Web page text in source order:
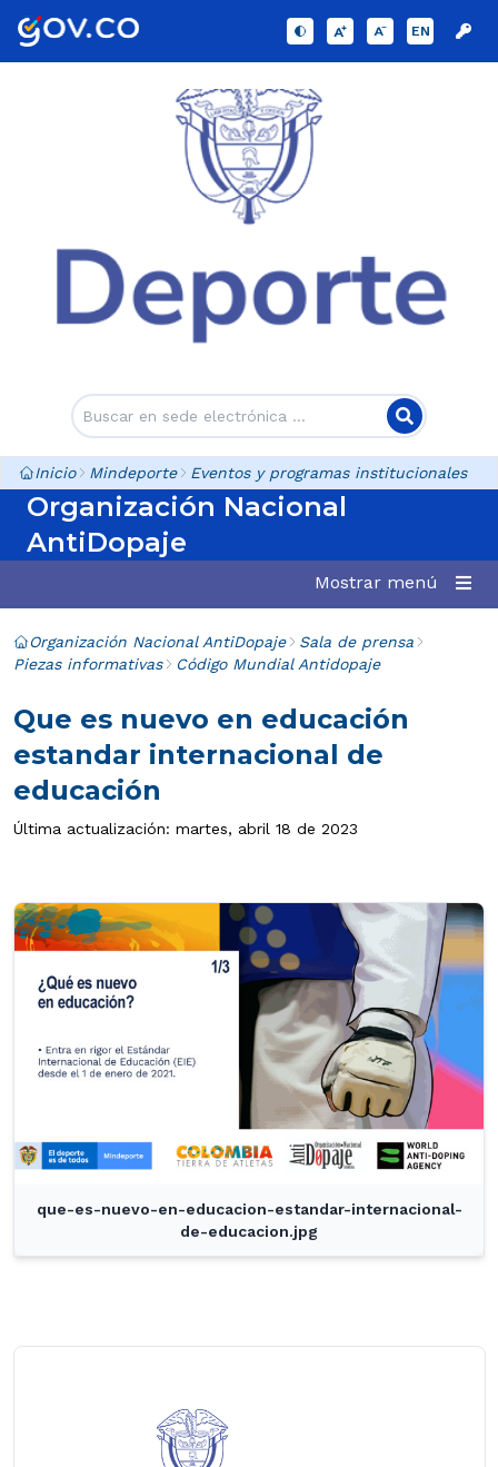
EN
Inicio Mindeporte Eventos y programas institucionales
Organización Nacional
AntiDopaje
Mostrar menú
Organización Nacional AntiDopaje
Sala de prensa
Piezas informativas
Código Mundial Antidopaje
Que es nuevo en educación
estandar internacional de
educación
Última actualización: martes, abril 18 de 2023
que-es-nuevo-en-educacion-estandar-internacional-
de-educacion.jpg